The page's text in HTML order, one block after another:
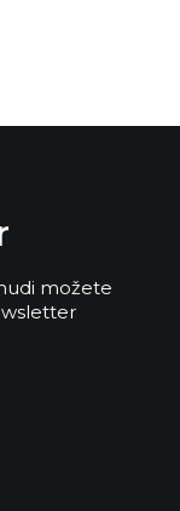
možete